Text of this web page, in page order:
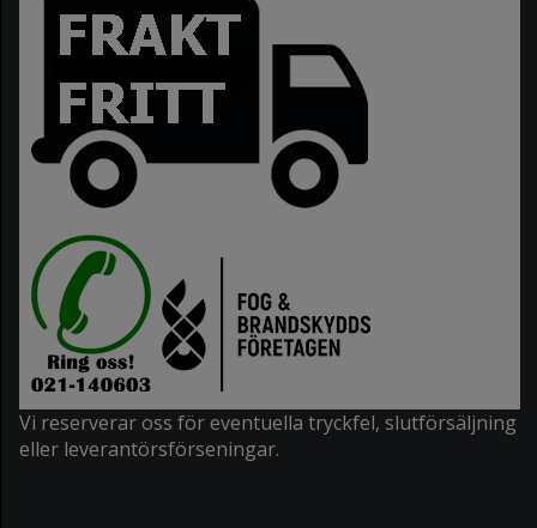
Vi reserverar oss för eventuella tryckfel, slutförsäljning
eller leverantörsförseningar.